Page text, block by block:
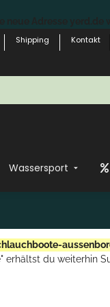
Shipping Kontakt
Wassersport
erhältst du weiterhin